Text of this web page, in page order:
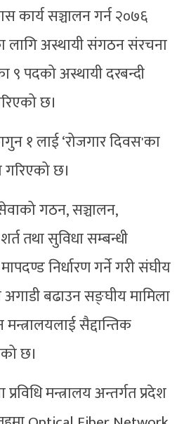
कार्य सञ्चालन गर्न २०७६
लागि अस्थायी संगठन संरचना
९ पदको अस्थायी दरबन्दी
छ।
१ लाई ‘रोजगार दिवस'का
गरिएको छ।
गठन, सञ्चालन,
तथा सुविधा सम्बन्धी
निर्धारण गर्ने गरी संघीय
अगाडी बढाउन सङ्घीय मामिला
सैद्दान्तिक
छ।
मन्त्रालय अन्तर्गत प्रदेश